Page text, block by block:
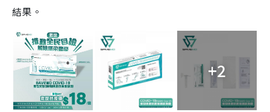
結果。
+2